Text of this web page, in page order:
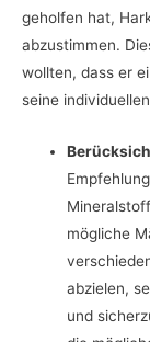
geholfen hat,
abzustimmen.
wollten, dass er
seine
mögliche
abzielen,
und